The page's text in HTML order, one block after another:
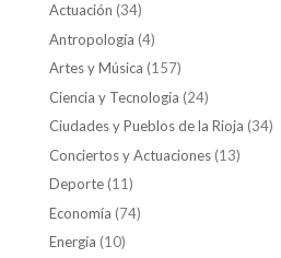
Actuación (34)
Antropología (4)
Artes y Música (157)
Ciencia y Tecnología (24)
Ciudades y Pueblos de la Rioja (34)
Conciertos y Actuaciones(13)
Deporte(11)
Economía (74)
Energía (10)